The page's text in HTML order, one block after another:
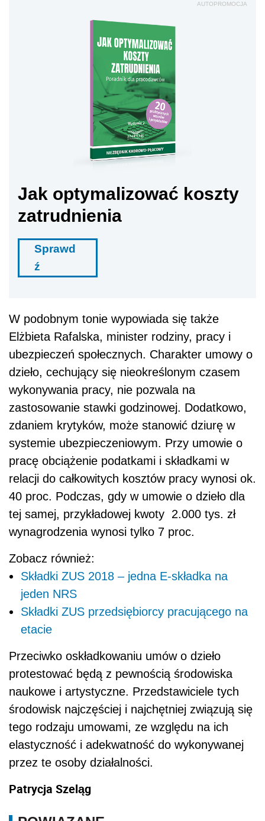
AUTOPROMOCJA
Jak optymalizować koszty
zatrudnienia
Sprawd
ź
W podobnym tonie wypowiada się także
Elżbieta Rafalska, minister rodziny, pracy i
ubezpieczeń społecznych. Charakter umowy o
dzieło, cechujący się nieokreślonym czasem
wykonywania pracy, nie pozwala na
zastosowanie stawki godzinowej. Dodatkowo,
zdaniem krytyków, może stanowić dziurę w
systemie ubezpieczeniowym. Przy umowie o
pracę obciążenie podatkami i składkami w
relacji do całkowitych kosztów pracy wynosi ok.
40 proc. Podczas, gdy w umowie o dzieło dla
tej samej, przykładowej kwoty 2.000 tys. zł
wynagrodzenia wynosi tylko 7 proc.
Zobacz również:
Składki ZUS 2018 – jedna E-składka na
jeden NRS
Składki ZUS przedsiębiorcy pracującego na
etacie
Przeciwko oskładkowaniu umów o dzieło
protestować będą z pewnością środowiska
naukowe i artystyczne. Przedstawiciele tych
środowisk najczęściej i najchętniej związują się
tego rodzaju umowami, ze względu na ich
elastyczność i adekwatność do wykonywanej
przez te osoby działalności.
Patrycja Szeląg